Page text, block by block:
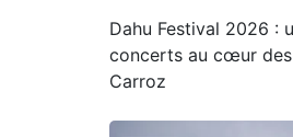
Dahu Festival 2026 :
concerts au cœur
Carroz